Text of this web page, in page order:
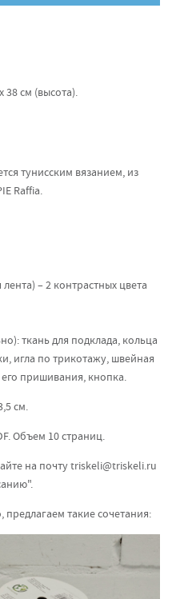
38 см (высота).
тунисским вязанием, из
Raffia.
– 2 контрастных цвета
ткань для подклада, кольца
игла по трикотажу, швейная
пришивания, кнопка.
см.
Объем 10 страниц.
на почтуtriskeli@triskeli.ru
предлагаем такие сочетания: